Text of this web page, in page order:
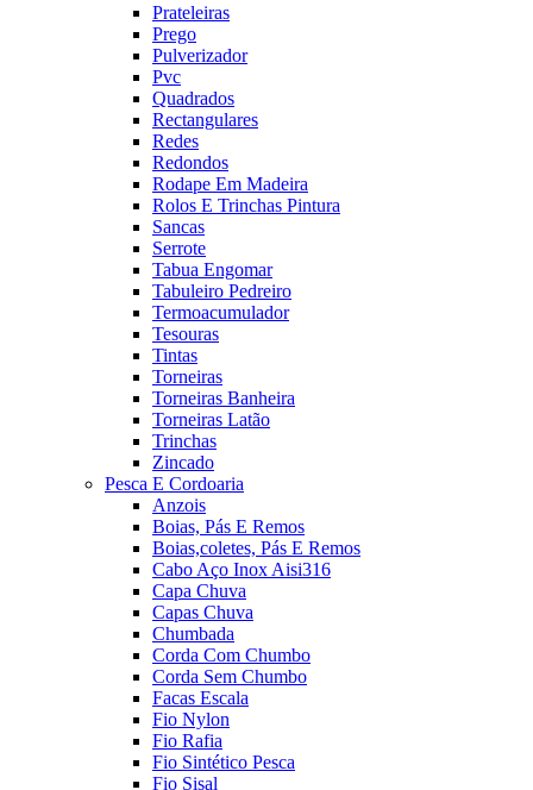
Prateleiras
Prego
Pulverizador
Pvc
Quadrados
Rectangulares
Redes
Redondos
Rodape Em Madeira
Rolos E Trinchas Pintura
Sancas
Serrote
Tabua Engomar
Tabuleiro Pedreiro
Termoacumulador
Tesouras
Tintas
Torneiras
Torneiras Banheira
Torneiras Latão
Trinchas
Zincado
Pesca E Cordoaria
Anzois
Boias, Pás E Remos
Boias,coletes, Pás E Remos
Cabo Aço Inox Aisi316
Capa Chuva
Capas Chuva
Chumbada
Corda Com Chumbo
Corda Sem Chumbo
Facas Escala
Fio Nylon
Fio Rafia
Fio Sintético Pesca
Fio Sisal